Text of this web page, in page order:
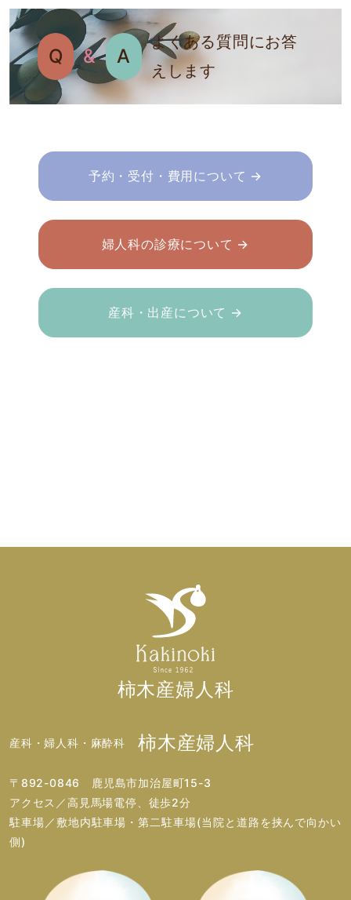
Q & A
よくある質問にお答
えします
予約・受付・費用について →
婦人科の診療について →
産科・出産について →
柿木産婦人科
産科・婦人科・麻酔科 柿木産婦人科
〒892-0846 鹿児島市加治屋町15-3
アクセス／高見馬場電停、徒歩2分
駐車場／敷地内駐車場・第二駐車場(当院と道路を挟んで向かい
側)